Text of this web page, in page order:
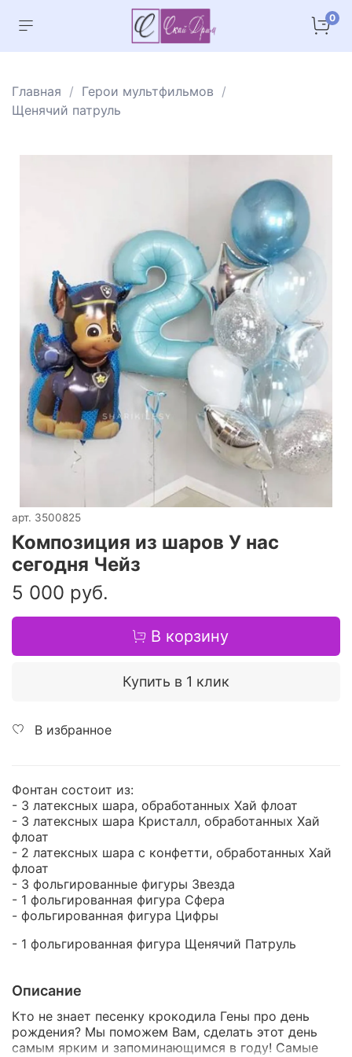
0
Главная
Герои мультфильмов
Щенячий патруль
арт. 3500825
Композиция из шаров У нас
сегодня Чейз
5 000 руб.
В корзину
Купить в 1 клик
В избранное
Фонтан состоит из:
- 3 латексных шара, обработанных Хай флоат
- 3 латексных шара Кристалл, обработанных Хай
флоат
- 2 латексных шара с конфетти, обработанных Хай
флоат
- 3 фольгированные фигуры Звезда
- 1 фольгированная фигура Сфера
- фольгированная фигура Цифры
- 1 фольгированная фигура Щенячий Патруль
Описание
Кто не знает песенку крокодила Гены про день
рождения? Мы поможем Вам, сделать этот день
самым ярким и запоминающимся в году! Самые